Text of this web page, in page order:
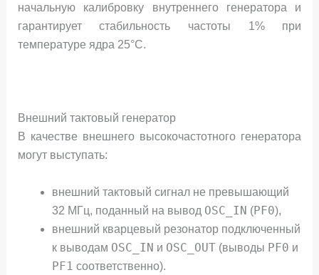
начальную калибровку внутреннего генератора и
гарантирует стабильность частоты 1% при
температуре ядра 25°С.
Внешний тактовый генератор
В качестве внешнего высокочастотного генератора
могут выступать:
внешний тактовый сигнал не превышающий
32 МГц, поданный на вывод OSC_IN (PF0),
внешний кварцевый резонатор подключенный
к выводам OSC_IN и OSC_OUT(выводы PF0 и
PF1 соответственно).